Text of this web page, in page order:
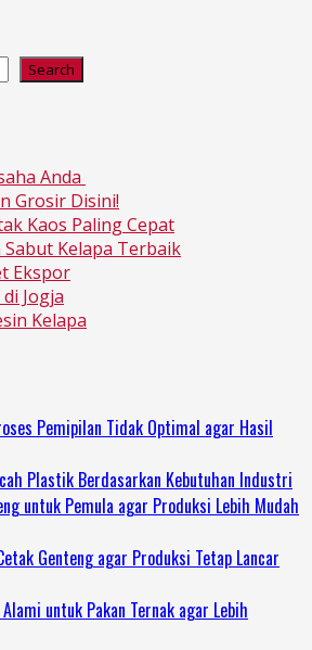
Search
Anda
Grosir Disini!
Kaos Paling Cepat
Kelapa Terbaik
Ekspor
Jogja
Kelapa
Pemipilan Tidak Optimal agar Hasil
Plastik Berdasarkan Kebutuhan Industri
untuk Pemula agar Produksi Lebih Mudah
Genteng agar Produksi Tetap Lancar
untuk Pakan Ternak agar Lebih